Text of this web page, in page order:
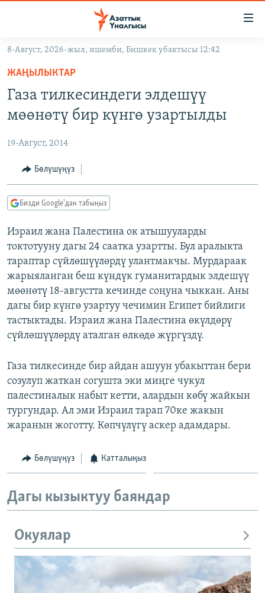
Навигацияга
өтүңүз
Издөөгө
салыңыз
ЭКОНОМИКА
МАДАНИЯТ
БОРБОР АЗИЯ
АТАЙЫН ИЛИКТӨӨ
ТВ ПРОГРАММАЛАР
ЭКСПЕРТТЕР ТАЛДАЙТ
БИЗ ЖАНА ДҮЙНӨ
ДАНИСТЕ
ЭЖЕ-СИҢДИЛЕР
АЗАТТЫК+
ЫҢГАЙСЫЗ СУРООЛОР
ӨЗГӨЧӨ ПИКИР
Русский
ОНЛАЙН ШЕРИНЕ
8-Август, 2026-жыл, ишемби, Бишкек убактысы 12:42
ЖАҢЫЛЫКТАР
Газа тилкесиндеги элдешүү
мөөнөтү бир күнгө узартылды
19-Август, 2014
Бөлүшүңүз
Бизди Google'дан табыңыз
Израил жана Палестина ок атышууларды
токтотууну дагы 24 саатка узартты. Бул аралыкта
тараптар сүйлөшүүлөрдү улантмакчы. Мурдараак
жарыяланган беш күндүк гуманитардык элдешүү
мөөнөтү 18-августта кечинде соңуна чыккан. Аны
дагы бир күнгө узартуу чечимин Египет бийлиги
тастыктады. Израил жана Палестина өкүлдөрү
сүйлөшүүлөрдү аталган өлкөдө жүргүздү.
Газа тилкесинде бир айдан ашуун убакыттан бери
созулуп жаткан согушта эки миңге чукул
палестиналык набыт кетти, алардын көбү жайкын
тургундар. Ал эми Израил тарап 70ке жакын
жаранын жоготту. Көпчүлүгү аскер адамдары.
Бөлүшүңүз Катталыңыз
Дагы кызыктуу баяндар
Окуялар